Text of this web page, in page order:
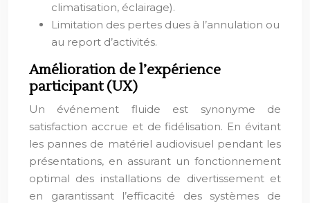
climatisation, éclairage).
Limitation des pertes dues à l’annulation ou
au report d’activités.
Amélioration de l’expérience
participant (UX)
Un événement fluide est synonyme de
satisfaction accrue et de fidélisation. En évitant
les pannes de matériel audiovisuel pendant les
présentations, en assurant un fonctionnement
optimal des installations de divertissement et
en garantissant l’efficacité des systèmes de